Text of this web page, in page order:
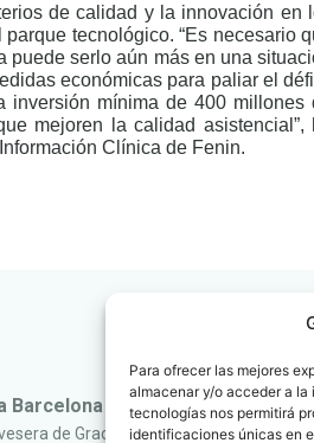
Para ofrecer las mejores
almacenar y/o acceder a
tecnologías nos permitirá
identificaciones únicas en
de calidad y la innovación en
tecnológico. “Es necesario
puede serlo aún más en una
económicas para paliar el
inversión mínima de 400 millones
mejoren la calidad asistencial”,
Clínica de Fenin.
Barcelona
de Gracia, 56 - 1º, 3ª 08006